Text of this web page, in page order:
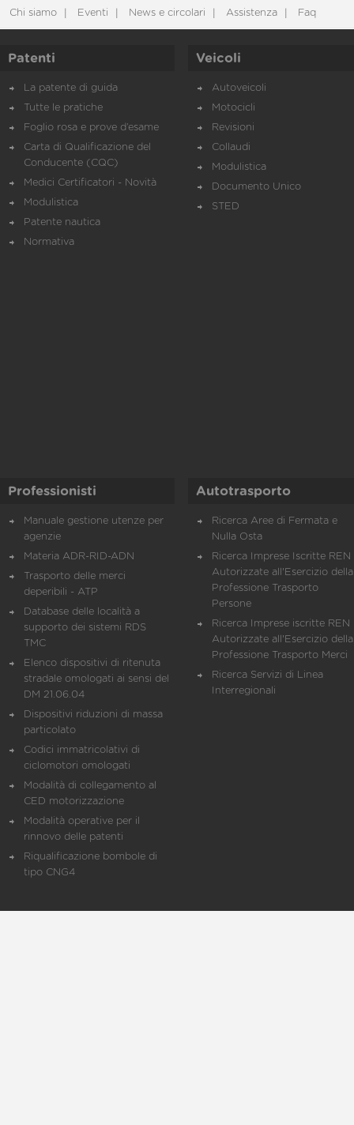
Chi siamo Eventi News e circolari Assistenza Faq
Patenti
La patente di guida
Tutte le pratiche
Foglio rosa e prove d’esame
Carta di Qualificazione del
Conducente (CQC)
Medici Certificatori - Novità
Modulistica
Patente nautica
Normativa
Veicoli
Autoveicoli
Motocicli
Revisioni
Collaudi
Modulistica
Documento Unico
STED
Professionisti
Manuale gestione utenze per
agenzie
Materia ADR-RID-ADN
Trasporto delle merci
deperibili - ATP
Database delle località a
supporto dei sistemi RDS
TMC
Elenco dispositivi di ritenuta
stradale omologati ai sensi del
DM 21.06.04
Dispositivi riduzioni di massa
particolato
Codici immatricolativi di
ciclomotori omologati
Modalità di collegamento al
CED motorizzazione
Modalità operative per il
rinnovo delle patenti
Riqualificazione bombole di
tipo CNG4
Autotrasporto
Ricerca Aree di Fermata e
Nulla Osta
Ricerca Imprese Iscritte REN
Autorizzate all'Esercizio della
Professione Trasporto
Persone
Ricerca Imprese iscritte REN
Autorizzate all'Esercizio della
Professione Trasporto Merci
Ricerca Servizi di Linea
Interregionali